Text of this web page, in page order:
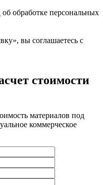
об обработке персональных
вы соглашаетесь с
стоимости
материалов под
коммерческое